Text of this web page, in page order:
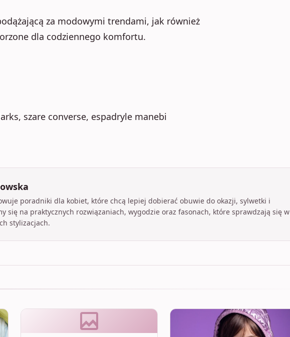
za modowymi trendami, jak również
dla codziennego komfortu.
szare converse, espadryle manebi
poradniki dla kobiet, które chcą lepiej dobierać obuwie do okazji, sylwetki i
się na praktycznych rozwiązaniach, wygodzie oraz fasonach, które sprawdzają się w
stylizacjach.